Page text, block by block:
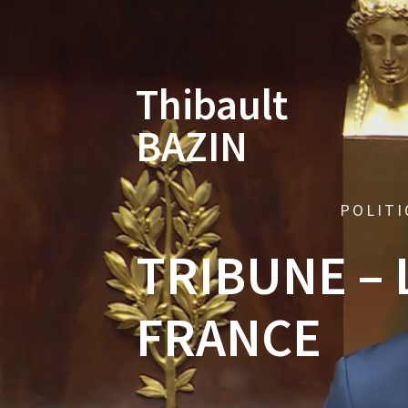
Thibault
BAZIN
TRIBUNE –
FRANCE